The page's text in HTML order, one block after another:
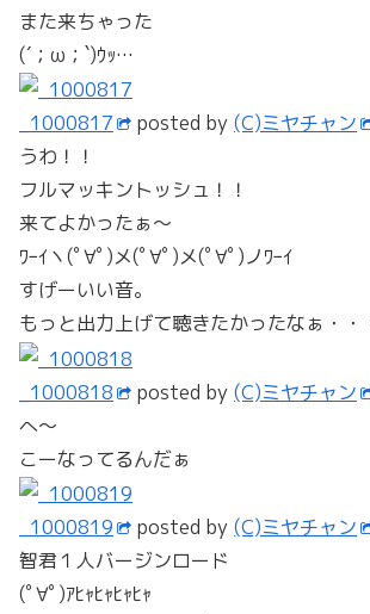
_1000818
へ～
こーなってるんだぁ
_1000819 posted by
(C)ミヤチャン
智君１人バージンロード
(ﾟ∀ﾟ)ｱﾋｬﾋｬﾋｬﾋｬ
（弄ってくれと許可済）
_1000820
中庭もお洒落なのねぇ～
こんなとこで昼寝したいね！！
昼寝かよ！！
ヽ(´Ａ`)ﾉ
_1000821 posted by
どーよ！！